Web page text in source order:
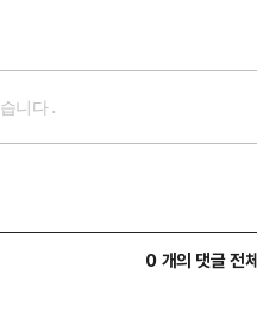
0 개의 댓글 전